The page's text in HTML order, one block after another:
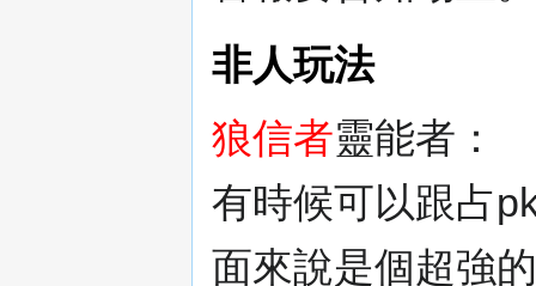
非人玩法
狼信者靈能者：
有時候可以跟占
面來說是個超強